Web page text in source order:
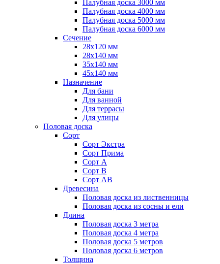
Палубная доска 3000 мм
Палубная доска 4000 мм
Палубная доска 5000 мм
Палубная доска 6000 мм
Сечение
28х120 мм
28х140 мм
35х140 мм
45х140 мм
Назначение
Для бани
Для ванной
Для террасы
Для улицы
Половая доска
Сорт
Сорт Экстра
Сорт Прима
Сорт А
Сорт В
Сорт АВ
Древесина
Половая доска из лиственницы
Половая доска из сосны и ели
Длина
Половая доска 3 метра
Половая доска 4 метра
Половая доска 5 метров
Половая доска 6 метров
Толщина